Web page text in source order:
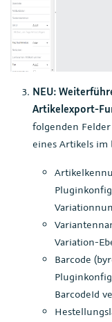
NEU:
Artikelexport-
folgenden
eines Artikels im
Variation-
Barcode
BarcodeId